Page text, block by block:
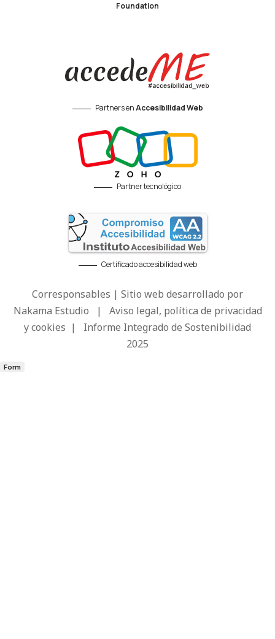
Foundation
Partners enAccesibilidad Web
Partner tecnológico
Certificado accesibilidad web
Corresponsables | Sitio web desarrollado por
Nakama Estudio | Aviso legal, política de privacidad
y cookies | Informe Integrado de Sostenibilidad
2025
Form